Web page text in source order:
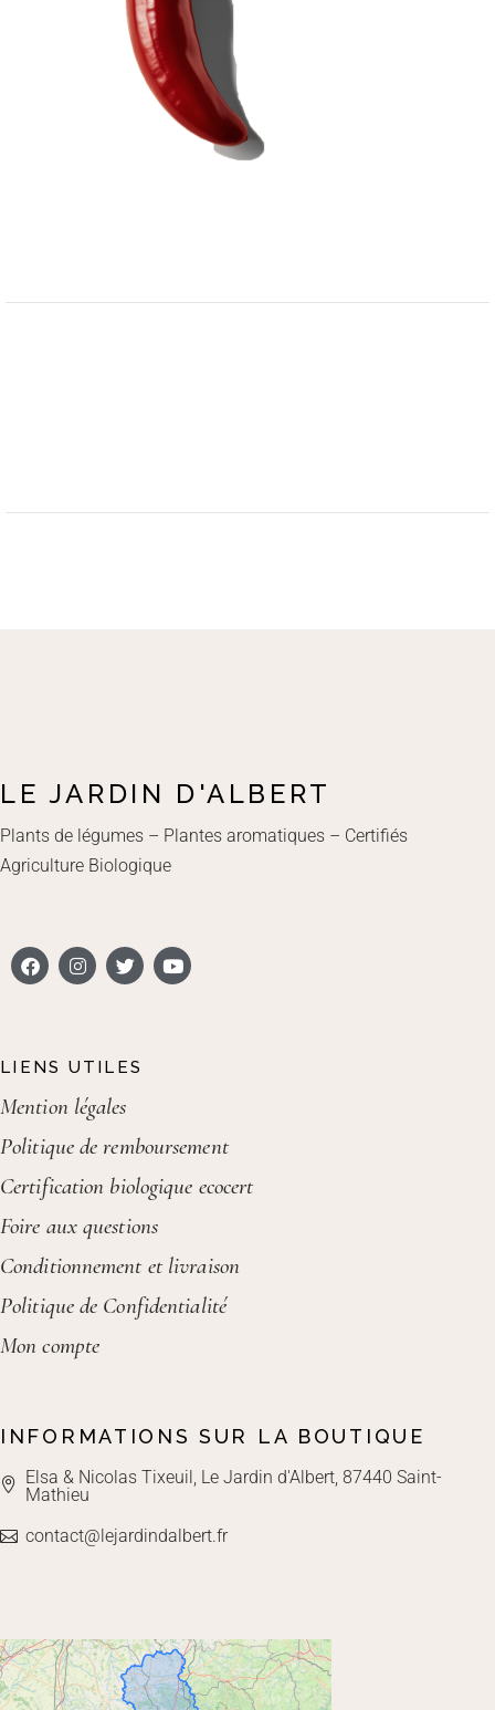
LE JARDIN D'ALBERT
Plants de légumes – Plantes aromatiques – Certifiés
Agriculture Biologique
LIENS UTILES
Mention légales
Politique de remboursement
Certification biologique ecocert
Foire aux questions
Conditionnement et livraison
Politique de Confidentialité
Mon compte
INFORMATIONS SUR LA BOUTIQUE
Elsa & Nicolas Tixeuil, Le Jardin d'Albert, 87440 Saint-
Mathieu
contact@lejardindalbert.fr